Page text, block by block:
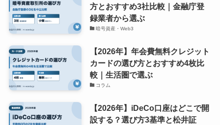
方とおすすめ3社比較｜金融庁登
録業者から選ぶ
暗号資産・Web3
【2026年】年会費無料クレジット
カードの選び方とおすすめ4枚比
較｜生活圏で選ぶ
コラム
【2026年】iDeCo口座はどこで開
設する？選び方3基準と松井証